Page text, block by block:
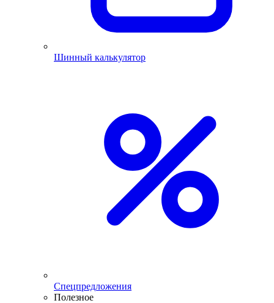
Шинный калькулятор
Спецпредложения
Полезное